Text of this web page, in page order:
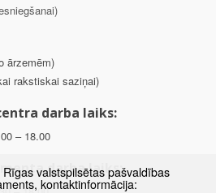
ārzemēm)
rakstiskai saziņai)
darba laiks:
– 18.00
darba laiks:
valstspilsētas pašvaldības
kontaktinformācija: